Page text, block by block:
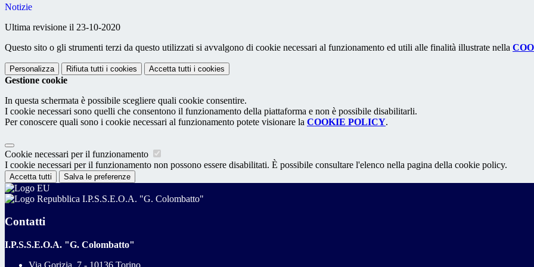
Notizie
Ultima revisione il 23-10-2020
Questo sito o gli strumenti terzi da questo utilizzati si avvalgono di cookie necessari al funzionamento ed utili alle finalità illustrate nella
Personalizza Rifiuta tutti i cookies Accetta tutti i cookies
Gestione cookie
In questa schermata è possibile scegliere quali cookie consentire.
I cookie necessari sono quelli che consentono il funzionamento della piattaforma e non è possibile disabilitarli.
Per conoscere quali sono i cookie necessari al funzionamento potete visionare la COOKIE POLICY.
Cookie necessari per il funzionamento
I cookie necessari per il funzionamento non possono essere disabilitati. È possibile consultare l'elenco nella pagina della cookie policy.
Accetta tutti Salva le preferenze
I.P.S.S.E.O.A. "G. Colombatto"
Contatti
I.P.S.S.E.O.A. "G. Colombatto"
Via Gorizia, 7 - 10136 Torino